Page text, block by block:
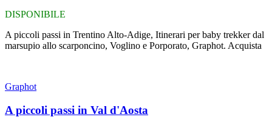
DISPONIBILE
A piccoli passi in Trentino Alto-Adige, Itinerari per baby trekker dal
marsupio allo scarponcino, Voglino e Porporato, Graphot. Acquista
Graphot
A piccoli passi in Val d'Aosta